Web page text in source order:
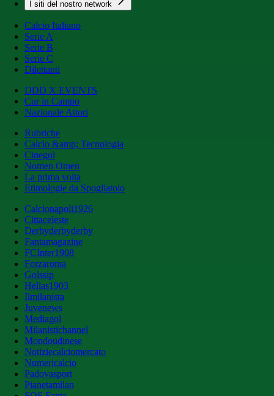
I siti del nostro network
Calcio Italiano
Serie A
Serie B
Serie C
Dilettanti
DDD X EVENTS
Cur in Campo
Nazionale Attori
Rubriche
Calcio &amp; Tecnologia
Cinegol
Nomen Omen
La prima volta
Etimologie da Spogliatoio
Calcionapoli1926
Cittaceleste
Derbyderbyderby
Fantamagazine
FCInter1908
Forzaroma
Golssip
Hellas1903
Ilmilanista
Juvenews
Mediagol
Milanistichannel
Mondoudinese
Notiziecalciomercato
Numericalcio
Padovasport
Pianetamilan